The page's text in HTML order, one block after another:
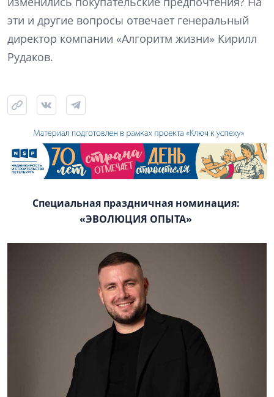
эти и другие вопросы отвечает генеральный
директор компании «Алгоритм жизни» Кирилл
Рудаков.
Специальная праздничная номинация:
«ЭВОЛЮЦИЯ ОПЫТА»